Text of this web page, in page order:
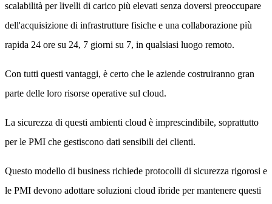
scalabilità per livelli di carico più elevati senza doversi preoccupare
dell'acquisizione di infrastrutture fisiche e una collaborazione più
rapida 24 ore su 24, 7 giorni su 7, in qualsiasi luogo remoto.
Con tutti questi vantaggi, è certo che le aziende costruiranno gran
parte delle loro risorse operative sul cloud.
La sicurezza di questi ambienti cloud è imprescindibile, soprattutto
per le PMI che gestiscono dati sensibili dei clienti.
Questo modello di business richiede protocolli di sicurezza rigorosi e
le PMI devono adottare soluzioni cloud ibride per mantenere questi